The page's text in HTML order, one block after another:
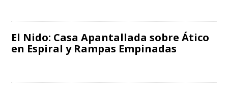
El Nido: Casa Apantallada sobre Ático
en Espiral y Rampas Empinadas